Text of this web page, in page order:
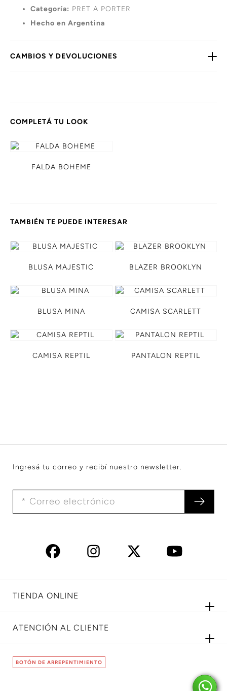
Categoría: PRET A PORTER
Hecho en Argentina
CAMBIOS Y DEVOLUCIONES
COMPLETÁ TU LOOK
FALDA BOHEME
TAMBIÉN TE PUEDE INTERESAR
BLUSA MAJESTIC BLAZER BROOKLYN
BLUSA MINA CAMISA SCARLETT
CAMISA REPTIL PANTALON REPTIL
Ingresá tu correo y recibí nuestro newsletter.
TIENDA ONLINE
ATENCIÓN AL CLIENTE
BOTÓN DE ARREPENTIMIENTO